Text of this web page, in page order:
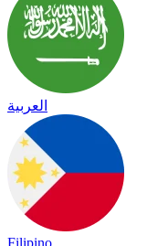
العربية
Filipino